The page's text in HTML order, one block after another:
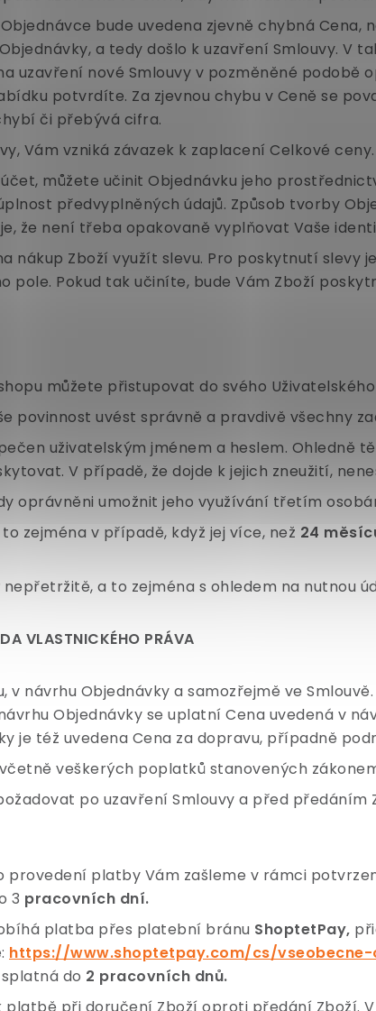
bude uvedena zjevně chybná Cena,
a tedy došlo k uzavření Smlouvy. V
uzavření nové Smlouvy v pozměněné podobě
potvrdíte. Za zjevnou chybu v Ceně se
či přebývá cifra.
Vám vzniká závazek k zaplacení Celkové ceny.
můžete učinit Objednávku jeho
předvyplněných údajů. Způsob tvorby
že není třeba opakovaně vyplňovat Vaše
nákup Zboží využít slevu. Pro poskytnutí slevy
pole. Pokud tak učiníte, bude Vám Zboží
můžete přistupovat do svého
povinnost uvést správně a pravdivě všechny
uživatelským jménem a heslem.
V případě, že dojde k jejich zneužití,
oprávněni umožnit jeho využívání třetím
zejména v případě, když jej více, než 24
a to zejména s ohledem na nutnou
VLASTNICKÉHO PRÁVA
v návrhu Objednávky a samozřejmě ve
Objednávky se uplatní Cena uvedená v
je též uvedena Cena za dopravu, případně
veškerých poplatků stanovených
po uzavření Smlouvy a před
provedení platby Vám zašleme v rámci
3 pracovních dní.
platba přes platební bránu ShoptetPay,
https://www.shoptetpay.com/cs/
do 2 pracovních dnů.
při doručení Zboží oproti předání Zboží.